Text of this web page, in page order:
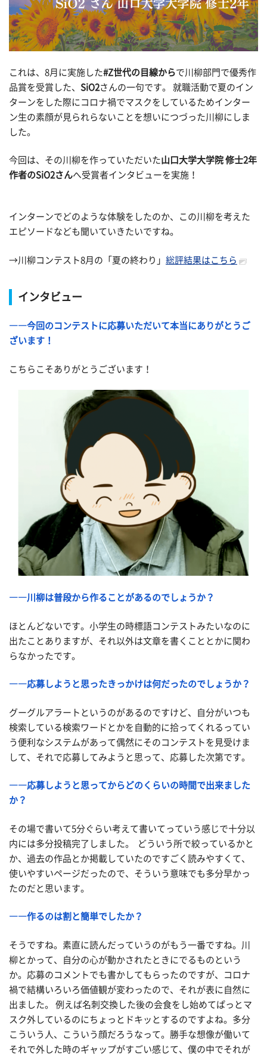
これは、8月に実施した#Z世代の目線からで川柳部門で優秀作
品賞を受賞した、 SiO2さんの一句です。 就職活動で夏のイン
ターンをした際にコロナ禍でマスクをしているためインター
ン生の素顔が見られらないことを想いにつづった川柳にしま
した。
今回は、その川柳を作っていただいた山口大学大学院 修士2年
作者のSiO2さんへ受賞者インタビューを実施！
インターンでどのような体験をしたのか、この川柳を考えた
エピソードなども聞いていきたいですね。
→川柳コンテスト8月の「夏の終わり」 総評結果はこちら
インタビュー
――今回のコンテストに応募いただいて本当にありがとうご
ざいます！
こちらこそありがとうございます！
――川柳は普段から作ることがあるのでしょうか？
ほとんどないです。小学生の時標語コンテストみたいなのに
出たことありますが、それ以外は文章を書くこととかに関わ
らなかったです。
――応募しようと思ったきっかけは何だったのでしょうか？
グーグルアラートというのがあるのですけど、自分がいつも
検索している検索ワードとかを自動的に拾ってくれるってい
う便利なシステムがあって偶然にそのコンテストを見受けま
して、それで応募してみようと思って、応募した次第です。
――応募しようと思ってからどのくらいの時間で出来ました
か？
その場で書いて5分ぐらい考えて書いてっていう感じで十分以
内には多分投稿完了しました。 どういう所で絞っているかと
か、過去の作品とか掲載していたのですごく読みやすくて、
使いやすいページだったので、そういう意味でも多分早かっ
たのだと思います。
――作るのは割と簡単でしたか？
そうですね。素直に読んだっていうのがもう一番ですね。川
柳とかって、自分の心が動かされたときにでるものと いう
か。応募のコメントでも書かしてもらったのですが、コロナ
禍で結構いろいろ価値観が変わったので、それが表に自然に
出ました。 例えば名刺交換した後の会食をし始めてぱっとマ
スク外しているのにちょっとドキッとするのですよね。多分
こういう人、こういう顔だろうなって。勝手な想像が働いて
それで外した時のギャップがすごい感じて、僕の中でそれが